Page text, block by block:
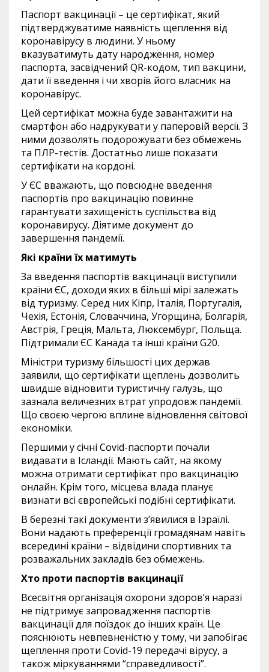
Паспорт вакцинації – це сертифікат, який
підтверджуватиме наявність щеплення від
коронавірусу в людини. У ньому
вказуватимуть дату народження, номер
паспорта, засвідчений QR-кодом, тип вакцини,
дати її введення і чи хворів його власник на
коронавірус.
Цей сертифікат можна буде завантажити на
смартфон або надрукувати у паперовій версії. З
ними дозволять подорожувати без обмежень
та ПЛР-тестів. Достатньо лише показати
сертифікати на кордоні.
У ЄС вважають, що повсюдне введення
паспортів про вакцинацію повинне
гарантувати захищеність суспільства від
коронавирусу. Діятиме документ до
завершення пандемії.
Які країни їх матимуть
За введення паспортів вакцинації виступили
країни ЄС, доходи яких в більші мірі залежать
від туризму. Серед них Кіпр, Італія, Португалія,
Чехія, Естонія, Словаччина, Угорщина, Болгарія,
Австрія, Греція, Мальта, Люксембург, Польща.
Підтримали ЄС Канада та інші країни G20.
Міністри туризму більшості цих держав
заявили, що сертифікати щеплень дозволить
швидше відновити туристичну галузь, що
зазнала величезних втрат упродовж пандемії.
Що своєю чергою вплине відновлення світової
економіки.
Першими у січні Covid-паспорти почали
видавати в Ісландії. Мають сайт, на якому
можна отримати сертифікат про вакцинацію
онлайн. Крім того, місцева влада планує
визнати всі європейські подібні сертифікати.
В березні такі документи з’явилися в Ізраїлі.
Вони надають преференції громадянам навіть
всередині країни – відвідини спортивних та
розважальних закладів без обмежень.
Хто проти паспортів вакцинації
Всесвітня організація охорони здоров’я наразі
не підтримує запровадження паспортів
вакцинації для поїздок до інших країн. Це
пояснюють невпевненістю у тому, чи запобігає
щеплення проти Covid-19 передачі вірусу, а
також міркуваннями “справедливості”.